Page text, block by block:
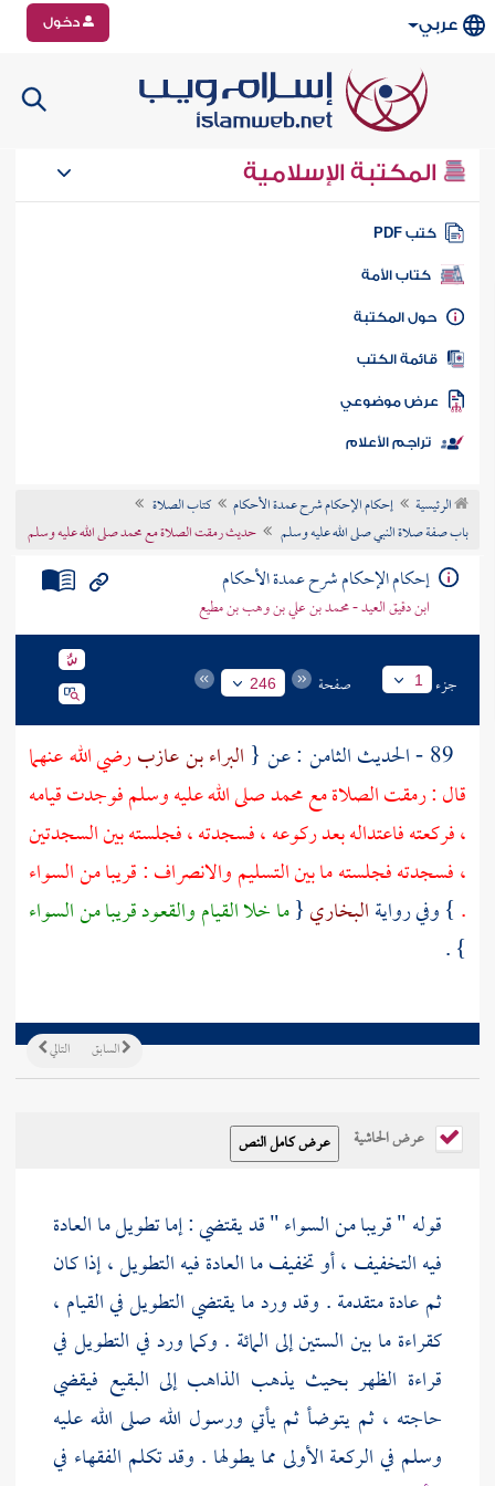
عربي دخول
المكتبة الإسلامية
كتب PDF
كتاب الأمة
المكتبة
الكتب
موضوعي
تراجم الأعلام
الرئيسية إحكام الإحكام شرح عمدة الأحكام
كتاب الصلاة
باب صفة صلاة النبي صلى الله عليه وسلم
حديث رمقت الصلاة مع محمد صلى الله عليه وسلم
إحكام الإحكام شرح عمدة الأحكام
ابن دقيق العيد - محمد بن علي بن وهب بن مطيع
جزء 1 صفحة 246
البراء بن عازبرضي الله عنهما
قال : رمقت الصلاة معمحمدصلى الله عليه وسلم فوجدت قيامه
، فركعته فاعتداله بعد ركوعه ، فسجدته ، فجلسته بين السجدتين
، فسجدته فجلسته ما بين التسليم والانصراف : قريبا من السواء
. } وفي روايةالبخاري{ما خلا القيام والقعود قريبا من السواء
} .
التالي السابق
عرض الحاشية
قوله " قريبا من السواء " قد يقتضي : إما تطويل ما العادة
فيه التخفيف ، أو تخفيف ما العادة فيه التطويل ، إذا كان
ثم عادة متقدمة . وقد ورد ما يقتضي التطويل في القيام ،
كقراءة ما بين الستين إلى المائة . وكما ورد في التطويل في
قراءة الظهر بحيث يذهب الذاهب إلى البقيع فيقضي
حاجته ، ثم يتوضأ ثم يأتي ورسول الله صلى الله عليه
وسلم في الركعة الأولى مما يطولها . وقد تكلم الفقهاء في